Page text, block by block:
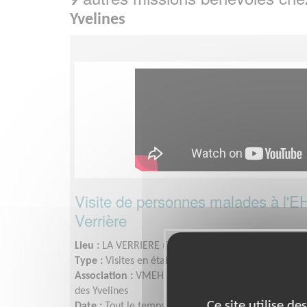
Yvelines
Visite de personnes malades à
Verrière
Lieu : LA VERRIERE (78320)
Type : Visites en établissement
Association : VMEH 78 - Visite des Malades dans
des Yvelines